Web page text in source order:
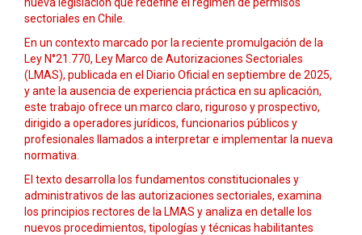
sectoriales en Chile.
En un contexto marcado por la reciente promulgación de la
Ley N°21.770, Ley Marco de Autorizaciones Sectoriales
(LMAS), publicada en el Diario Oficial en septiembre de 2025,
y ante la ausencia de experiencia práctica en su aplicación,
este trabajo ofrece un marco claro, riguroso y prospectivo,
dirigido a operadores jurídicos, funcionarios públicos y
profesionales llamados a interpretar e implementar la nueva
normativa.
El texto desarrolla los fundamentos constitucionales y
administrativos de las autorizaciones sectoriales, examina
los principios rectores de la LMAS y analiza en detalle los
nuevos procedimientos, tipologías y técnicas habilitantes